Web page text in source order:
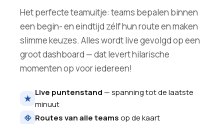
Het perfecte teamuitje: teams bepalen binnen
een begin- en eindtijd zélf hun route en maken
slimme keuzes. Alles wordt live gevolgd op een
groot dashboard — dat levert hilarische
momenten op voor iedereen!
★
Live puntenstand — spanning tot de laatste
minuut
⛗ Routes van alle teamsop de kaart